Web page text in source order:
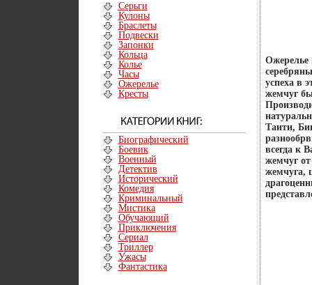
Серьги
Кулоны
Браслеты
Подвески
Запонки
Кольца
Колье
Часы
Ожерелье
Кресты
Биографический
Боевик
Военный
Детектив
Исторический
Комедия
Криминальный
Мистика
Обучающий
Приключения
Сериал
Триллер
Ужасы
Фантастика
Ожерелье
успеха в
жемчуг
Таити,
всегда к
жемчуг
жемчуга,